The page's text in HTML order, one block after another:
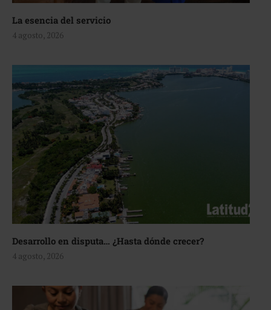
La esencia del servicio
4 agosto, 2026
Desarrollo en disputa… ¿Hasta dónde crecer?
4 agosto, 2026